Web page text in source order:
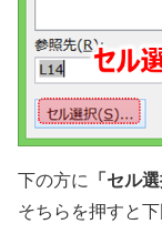
下の方に 「セル選
そちらを押すと